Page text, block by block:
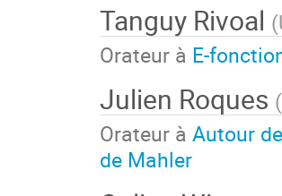
Tanguy Rivoal (
Orateur à E-
Julien Roques (
Orateur à Autour
de Mahler